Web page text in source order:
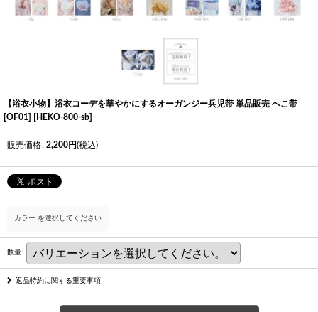
【浴衣小物】浴衣コーデを華やかにするオーガンジー兵児帯 単品販売 へこ帯
[OF01] [ HEKO-800-sb]
販売価格: 2,200円(税込)
カラー を選択してください
数量:
返品特約に関する重要事項